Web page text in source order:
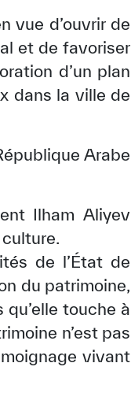
vue d’ouvrir de
et de favoriser
d’un plan
dans la ville de
Arabe
Ilham Aliyev
de l’État de
du patrimoine,
touche à
n’est pas
vivant